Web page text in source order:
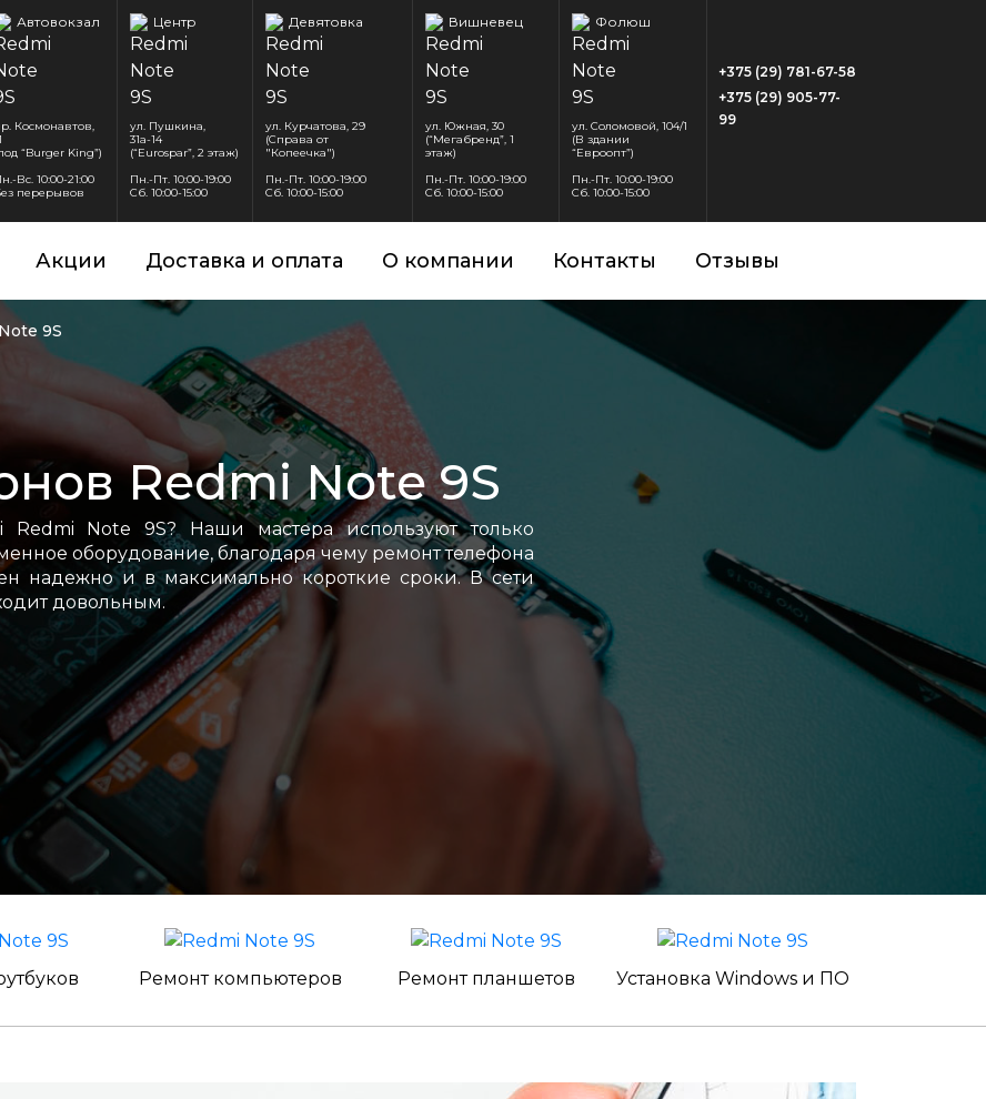
Автовокзал
Космонавтов,
“Burger King”)
Вс. 10:00-21:00
перерывов
Центр
ул. Пушкина,
31а-14
(“Eurospar”, 2 этаж)
Пн.-Пт. 10:00-19:00
Сб. 10:00-15:00
Девятовка
ул. Курчатова, 29
(Справа от
"Копеечка")
Пн.-Пт. 10:00-19:00
Сб. 10:00-15:00
Вишневец
ул. Южная, 30
(“Мегабренд”, 1
этаж)
Пн.-Пт. 10:00-19:00
Сб. 10:00-15:00
Фолюш
ул. Соломовой, 104/1
(В здании
“Евроопт”)
Пн.-Пт. 10:00-19:00
Сб. 10:00-15:00
+375 (29) 781-67-58
+375 (29) 905-77-
99
Акции Доставка и оплата О компании Контакты Отзывы
9S
Redmi Note 9S
Note 9S? Наши мастера используют только
оборудование, благодаря чему ремонт телефона
надежно и в максимально короткие сроки. В сети
довольным.
Ремонт компьютеров Ремонт планшетов Установка Windows и ПО